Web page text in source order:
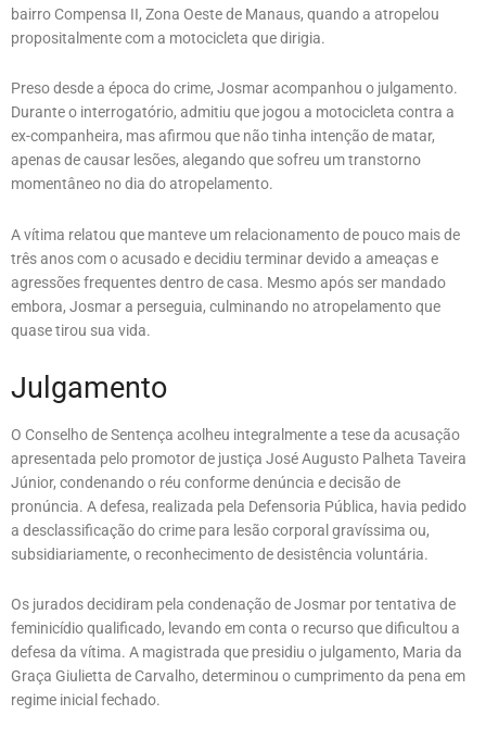
bairro Compensa II, Zona Oeste de Manaus, quando a atropelou
propositalmente com a motocicleta que dirigia.
Preso desde a época do crime, Josmar acompanhou o julgamento.
Durante o interrogatório, admitiu que jogou a motocicleta contra a
ex-companheira, mas afirmou que não tinha intenção de matar,
apenas de causar lesões, alegando que sofreu um transtorno
momentâneo no dia do atropelamento.
A vítima relatou que manteve um relacionamento de pouco mais de
três anos com o acusado e decidiu terminar devido a ameaças e
agressões frequentes dentro de casa. Mesmo após ser mandado
embora, Josmar a perseguia, culminando no atropelamento que
quase tirou sua vida.
Julgamento
O Conselho de Sentença acolheu integralmente a tese da acusação
apresentada pelo promotor de justiça José Augusto Palheta Taveira
Júnior, condenando o réu conforme denúncia e decisão de
pronúncia. A defesa, realizada pela Defensoria Pública, havia pedido
a desclassificação do crime para lesão corporal gravíssima ou,
subsidiariamente, o reconhecimento de desistência voluntária.
Os jurados decidiram pela condenação de Josmar por tentativa de
feminicídio qualificado, levando em conta o recurso que dificultou a
defesa da vítima. A magistrada que presidiu o julgamento, Maria da
Graça Giulietta de Carvalho, determinou o cumprimento da pena em
regime inicial fechado.